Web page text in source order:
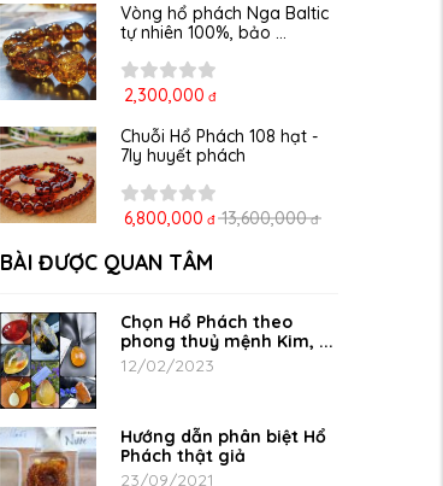
Vòng hổ phách Nga Baltic
tự nhiên 100%, bảo ...
2,300,000 đ
Chuỗi Hổ Phách 108 hạt -
7ly huyết phách
6,800,000 đ 13,600,000 đ
BÀI ĐƯỢC QUAN TÂM
Chọn Hổ Phách theo
phong thuỷ mệnh Kim, ...
12/02/2023
Hướng dẫn phân biệt Hổ
Phách thật giả
23/09/2021